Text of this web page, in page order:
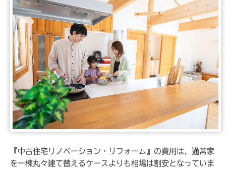
『中古住宅リノベーション・リフォーム』の費用は、通常家
を一棟丸々建て替えるケースよりも相場は割安となっていま